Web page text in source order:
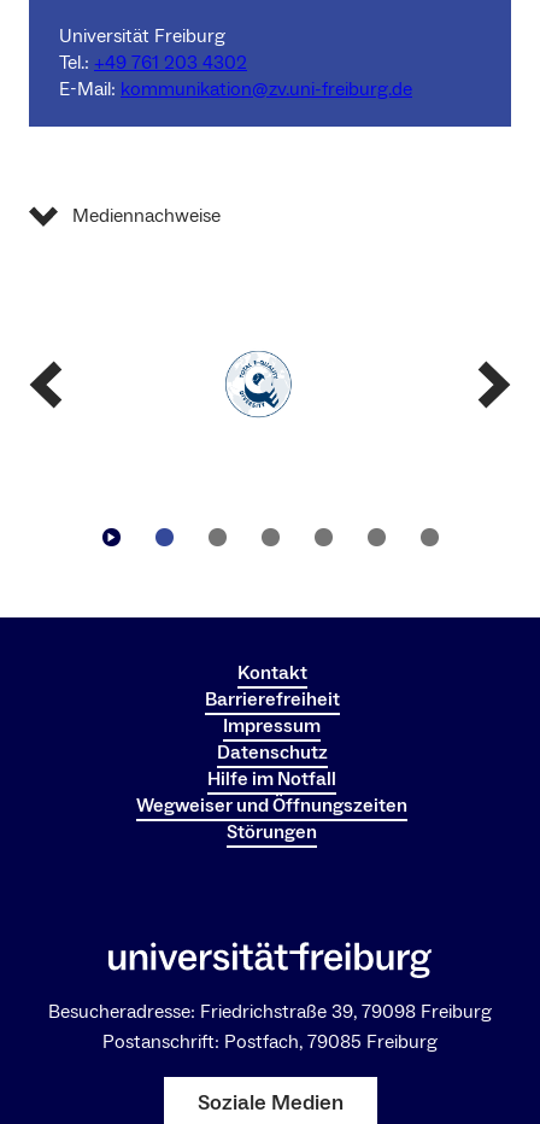
Universität Freiburg
Tel.: +49 761 203 4302
E-Mail: kommunikation@zv.uni-freiburg.de
Mediennachweise
Kontakt
Barrierefreiheit
Impressum
Datenschutz
Hilfe im Notfall
Wegweiser und Öffnungszeiten
Störungen
Besucheradresse: Friedrichstraße 39, 79098 Freiburg
Postanschrift: Postfach, 79085 Freiburg
Soziale Medien